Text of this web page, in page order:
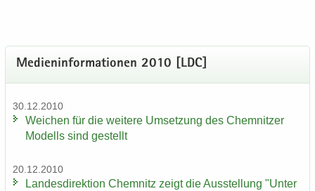
Me­di­en­in­for­ma­tio­nen 2010 [LDC]
30.12.2010
Wei­chen für die wei­te­re Um­set­zung des Chem­nit­zer
Mo­dells sind ge­stellt
20.12.2010
Lan­des­di­rek­ti­on Chem­nitz zeigt die Aus­stel­lung "Unter